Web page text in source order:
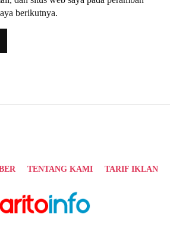
berikutnya.
TENTANG KAMI TARIF IKLAN